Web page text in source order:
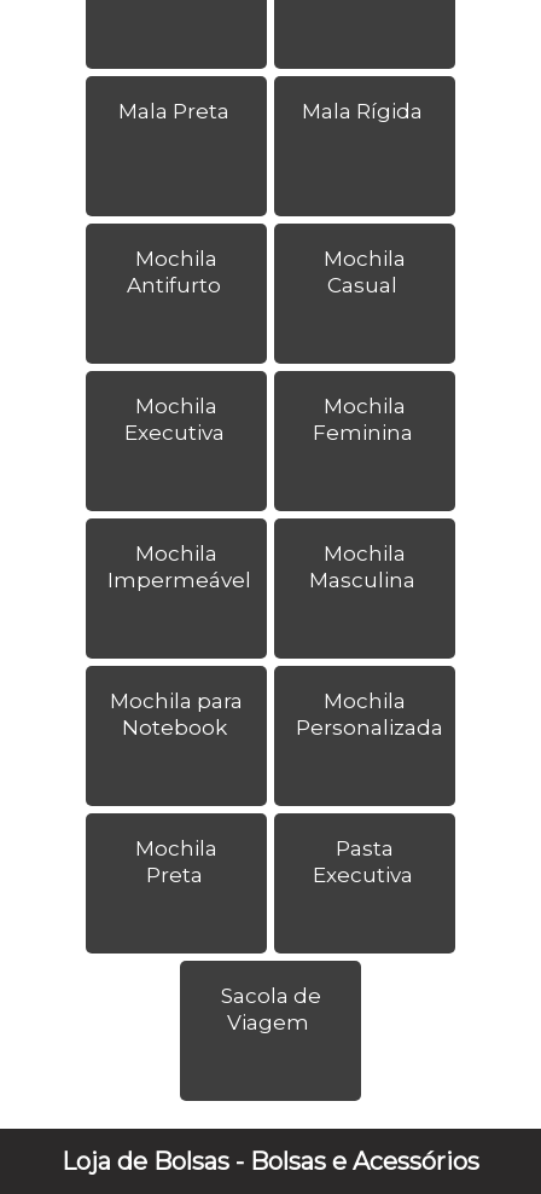
Mala Preta Mala Rígida
Mochila
Antifurto
Mochila
Casual
Mochila
Executiva
Mochila
Feminina
Mochila
Impermeável
Mochila
Masculina
Mochila para
Notebook
Mochila
Personalizada
Mochila
Preta
Pasta
Executiva
Sacola de
Viagem
Loja de Bolsas - Bolsas e Acessórios